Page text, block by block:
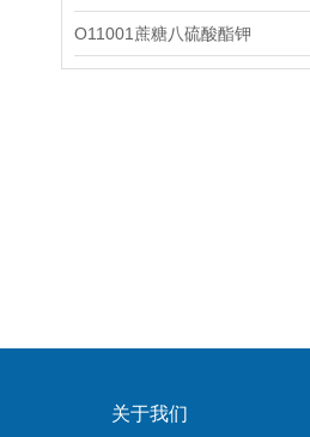
O11001蔗糖八硫酸酯钾
关于我们